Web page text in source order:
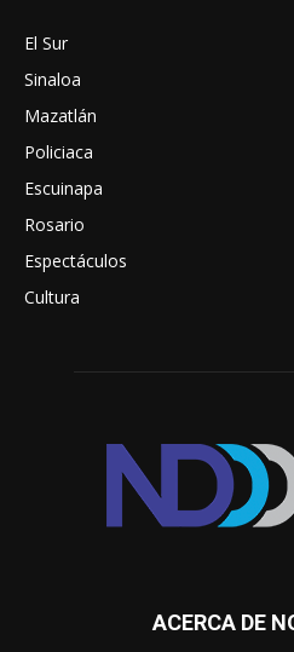
El Sur
Sinaloa
Mazatlán
Policiaca
Escuinapa
Rosario
Espectáculos
Cultura
ACERCA DE